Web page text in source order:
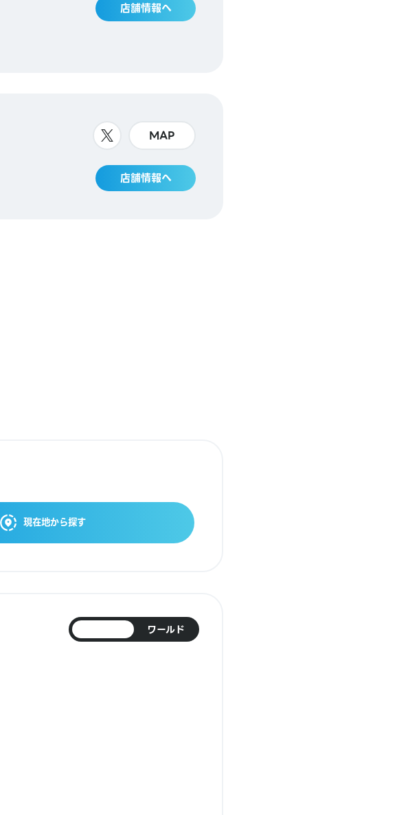
店舗情報へ
MAP
店舗情報へ
現在地から探す
ワールド